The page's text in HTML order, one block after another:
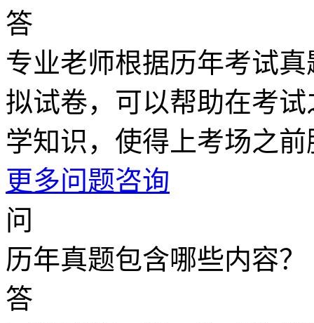
答
专业老师根据历年考试
拟试卷，可以帮助在考
学知识，使得上考场之
更多问题咨询
问
历年真题包含哪些内容？
答